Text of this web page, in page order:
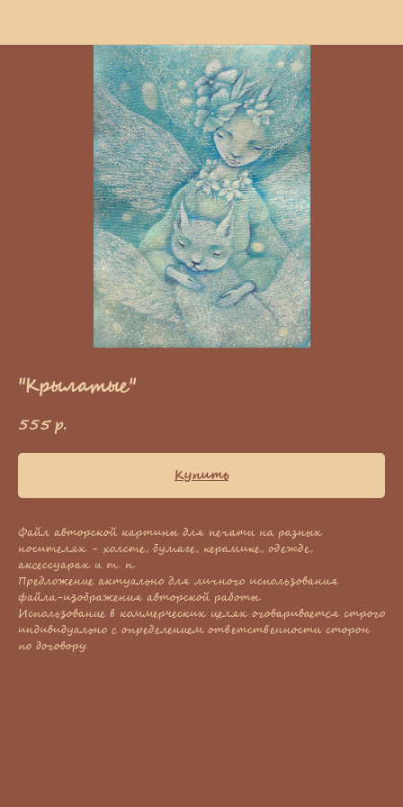
"Крылатые"
555 р.
Купить
Файл авторской картины для печати на разных
носителях - холсте, бумаге, керамике, одежде,
аксессуарах и т. п.
Предложение актуально для личного использования
файла-изображения авторской работы.
Использование в коммерческих целях оговаривается строго
индивидуально с определением ответственности сторон
по договору.